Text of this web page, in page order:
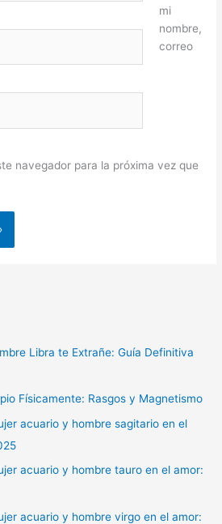
mi
nombre,
correo
navegador para la próxima vez que
Libra te Extrañe: Guía Definitiva
Físicamente: Rasgos y Magnetismo
acuario y hombre sagitario en el
acuario y hombre tauro en el amor:
acuario y hombre virgo en el amor: